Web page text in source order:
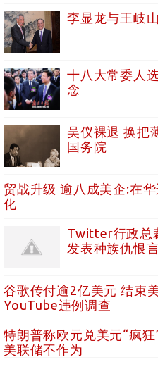
李显龙与王岐
十八大常委人
念
吴仪裸退 换把
国务院
贸战升级 逾八成美企:在
化
Twitter行政总
发表种族仇恨
谷歌传付逾2亿美元 结束
YouTube违例调查
特朗普称欧元兑美元“疯狂
美联储不作为